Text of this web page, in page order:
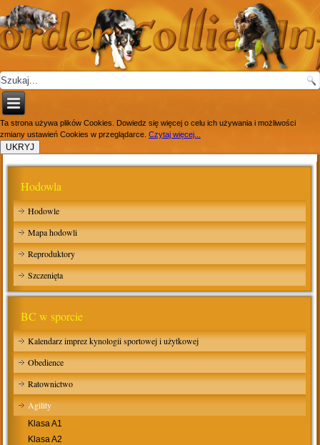
Ta strona używa plików Cookies. Dowiedz się więcej o celu ich używania i możliwości
zmiany ustawień Cookies w przeglądarce. Czytaj więcej...
Hodowla
Hodowle
Mapa hodowli
Reproduktory
Szczenięta
BC w sporcie
Kalendarz imprez kynologii sportowej i użytkowej
Obedience
Ratownictwo
Agility
Klasa A1
Klasa A2